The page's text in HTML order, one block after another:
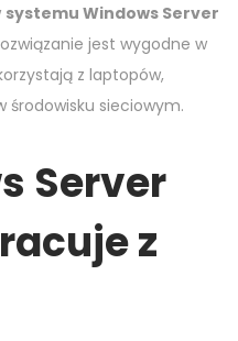
systemu Windows Server
jest wygodne w
z laptopów,
środowisku sieciowym.
Server
z